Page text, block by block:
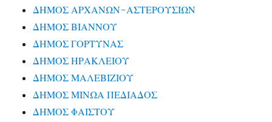
ΔΗΜΟΣ ΑΡΧΑΝΩΝ-ΑΣΤΕΡΟΥΣΙΩΝ
ΔΗΜΟΣ ΒΙΑΝΝΟΥ
ΔΗΜΟΣ ΓΟΡΤΥΝΑΣ
ΔΗΜΟΣ ΗΡΑΚΛΕΙΟΥ
ΔΗΜΟΣ ΜΑΛΕΒΙΖΙΟΥ
ΔΗΜΟΣ ΜΙΝΩΑ ΠΕΔΙΑΔΟΣ
ΔΗΜΟΣ ΦΑΙΣΤΟΥ